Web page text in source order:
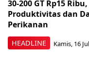
HEADLINE
30-200 GT Rp15
Produktivitas dan
Perikanan
Kamis, 16